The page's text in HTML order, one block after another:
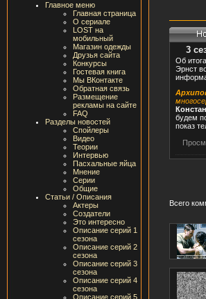
Главное меню
Главная страница
О сериале
LOST на
мобильный
Магазин одежды
Друзья сайта
Конкурсы
Гостевая книга
Мы ВКонтакте
Обратная связь
Размещение
рекламы на сайте
FAQ
Разделы новостей
Спойлеры
Видео
Теории
Интервью
Пасхальные яйца
Мнение
Серии
Общие
Статьи / Описания
Актеры
Создатели
Это интересно
Описание серий 1
сезона
Описание серий 2
сезона
Описание серий 3
сезона
Описание серий 4
сезона
Описание серий 5
3
Об
Эрнст
будем
показ
Всего